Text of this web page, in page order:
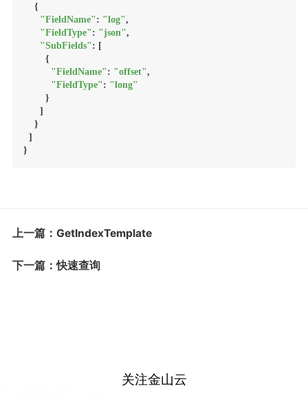
    {
"FieldName": "log",
"FieldType": "json",
"SubFields": [
        {
"FieldName": "offset",
"FieldType": "long"
        }
      ]
    }
  ]
上一篇：GetIndexTemplate
下一篇：快速查询
关注金山云